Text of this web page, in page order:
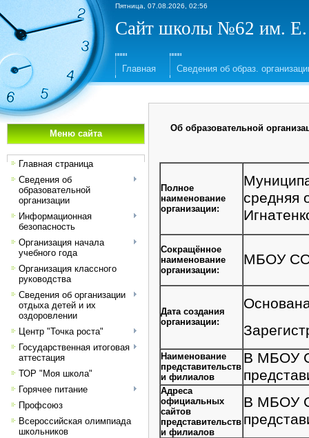
Пятница, 07.08.2026, 02:56
Сайт школы №62 им. Е.
Главная Сведения об образ.
Меню сайта
Главная страница
Сведения об
образовательной
организации
Информационная
безопасность
Организация начала
учебного года
Организация классного
руководства
Сведения об организации
отдыха детей и их
оздоровлении
Центр "Точка роста"
Государственная итоговая
аттестация
ТОР "Моя школа"
Горячее питание
Профсоюз
Всероссийская олимпиада
школьников
Об образовательной
Полное
наименование
организации:
средняя
Сокращённое
наименование
организации:
МБОУ
Дата создания
организации:
Наименование
представительств
и филиалов
В МБОУ
Адреса
официальных
сайтов
представительств
и филиалов
В МБОУ